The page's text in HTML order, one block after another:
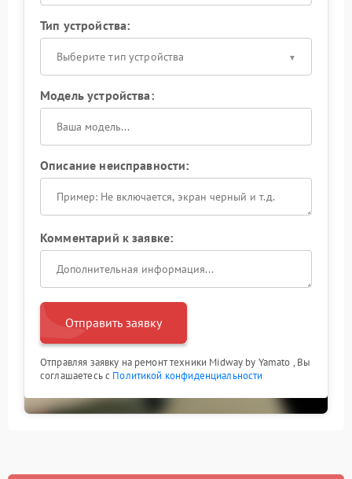
Тип устройства:
Выберите тип устройства
Модель устройства:
Описание неисправности:
Комментарий к заявке:
Отправить заявку
Отправляя заявку на ремонт техники Midway by Yamato , Вы
соглашаетесь с Политикой конфиденциальности